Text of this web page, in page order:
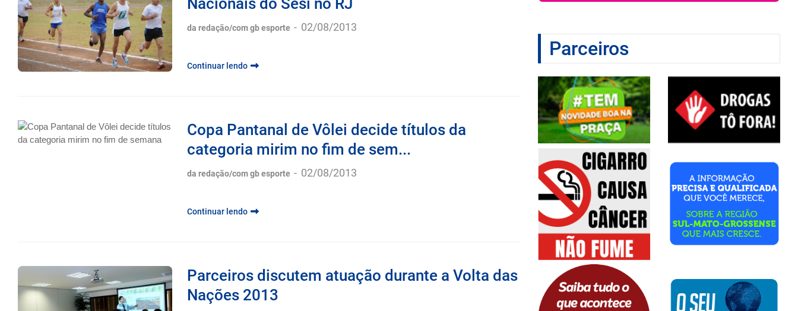
Nacionais do Sesi no RJ
da redação/com gb esporte 02/08/2013
Continuar lendo
Copa Pantanal de Vôlei decide títulos da
categoria mirim no fim de sem...
da redação/com gb esporte 02/08/2013
Continuar lendo
Parceiros discutem atuação durante a Volta das
Nações 2013
Parceiros